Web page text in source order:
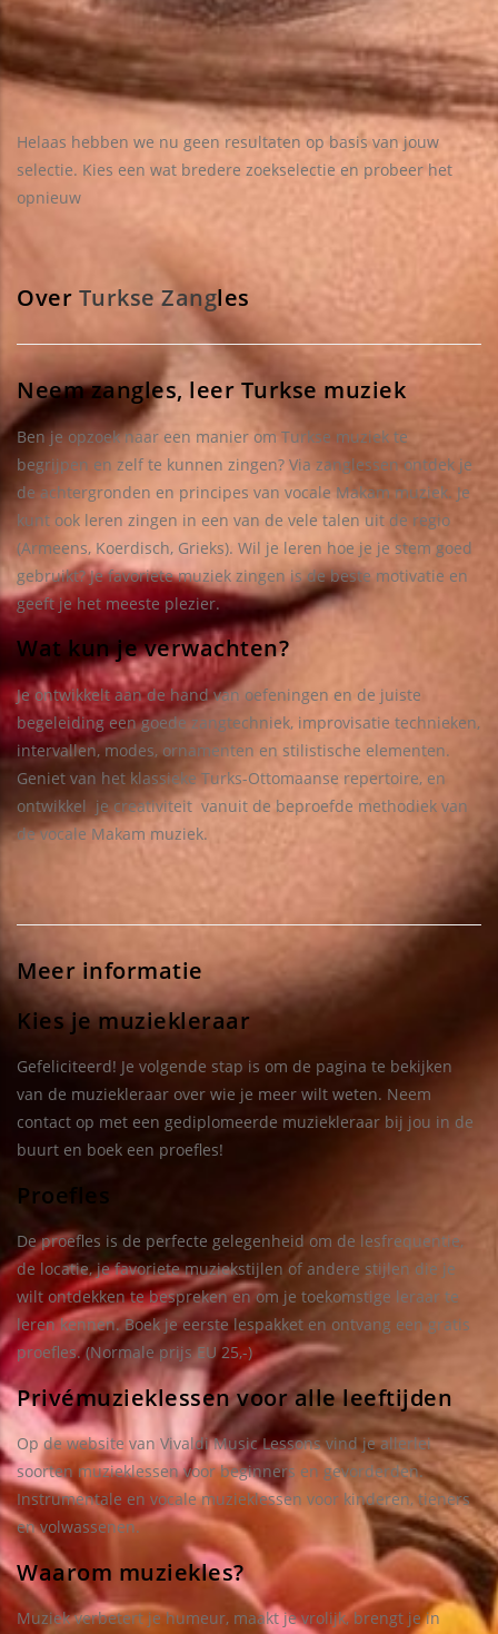
Helaas hebben we nu geen resultaten op basis van jouw
selectie. Kies een wat bredere zoekselectie en probeer het
opnieuw
Over Turkse Zangles
Neem zangles, leer Turkse muziek
Ben je opzoek naar een manier om Turkse muziek te
begrijpen en zelf te kunnen zingen? Via zanglessen ontdek je
de achtergronden en principes van vocale Makam muziek. Je
kunt ook leren zingen in een van de vele talen uit de regio
(Armeens, Koerdisch, Grieks). Wil je leren hoe je je stem goed
gebruikt? Je favoriete muziek zingen is de beste motivatie en
geeft je het meeste plezier.
Wat kun je verwachten?
Je ontwikkelt aan de hand van oefeningen en de juiste
begeleiding een goede zangtechniek, improvisatie technieken,
intervallen, modes, ornamenten en stilistische elementen.
Geniet van het klassieke Turks-Ottomaanse repertoire, en
ontwikkel je creativiteit vanuit de beproefde methodiek van
de vocale Makam muziek.
Meer informatie
Kies je muziekleraar
Gefeliciteerd! Je volgende stap is om de pagina te bekijken
van de muziekleraar over wie je meer wilt weten. Neem
contact op met een gediplomeerde muziekleraar bij jou in de
buurt en boek een proefles!
Proefles
De proefles is de perfecte gelegenheid om de lesfrequentie,
de locatie, je favoriete muziekstijlen of andere stijlen die je
wilt ontdekken te bespreken en om je toekomstige leraar te
leren kennen. Boek je eerste lespakket en ontvang een gratis
proefles. (Normale prijs EU 25,-)
Privémuzieklessen voor alle leeftijden
Op de website van Vivaldi Music Lessons vind je allerlei
soorten muzieklessen voor beginners en gevorderden.
Instrumentale en vocale muzieklessen voor kinderen, tieners
en volwassenen.
Waarom muziekles?
Muziek verbetert je humeur, maakt je vrolijk, brengt je in